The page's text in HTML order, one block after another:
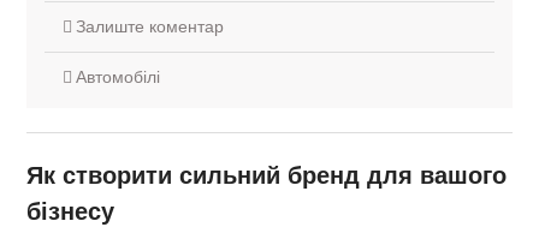
Залиште коментар
Автомобілі
Як створити сильний бренд для вашого
бізнесу